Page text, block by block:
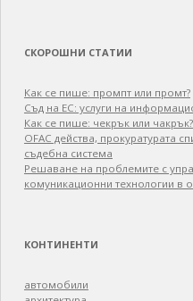
СКОРОШНИ СТАТИИ
Как се пише: промпт или промт?
Съд на ЕС: услуги на
Как се пише: чекрък или чакрък?
OFAC действа, прокуратурата
съдебна система
Решаване на проблемите с
комуникационни технологии в
КОНТИНЕНТИ
автомобили